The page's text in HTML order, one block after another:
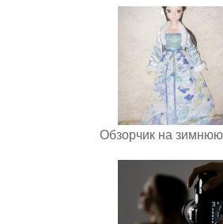
Обзорчик на